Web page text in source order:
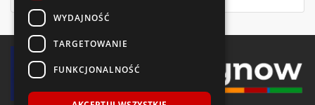
WYDAJNOŚĆ
TARGETOWANIE
FUNKCJONALNOŚĆ